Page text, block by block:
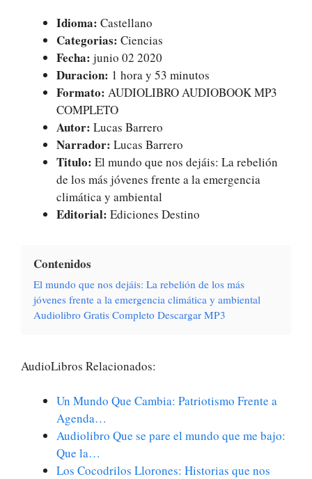
Idioma: Castellano
Categorias: Ciencias
Fecha: junio 02 2020
Duracion: 1 hora y 53 minutos
Formato: AUDIOLIBRO AUDIOBOOK MP3
COMPLETO
Autor: Lucas Barrero
Narrador: Lucas Barrero
Titulo: El mundo que nos dejáis: La rebelión
de los más jóvenes frente a la emergencia
climática y ambiental
Editorial: Ediciones Destino
Contenidos
El mundo que nos dejáis: La rebelión de los más
jóvenes frente a la emergencia climática y ambiental
Audiolibro Gratis Completo Descargar MP3
AudioLibros Relacionados:
Un Mundo Que Cambia: Patriotismo Frente a
Agenda…
Audiolibro Que se pare el mundo que me bajo:
Que la…
Los Cocodrilos Llorones: Historias que nos